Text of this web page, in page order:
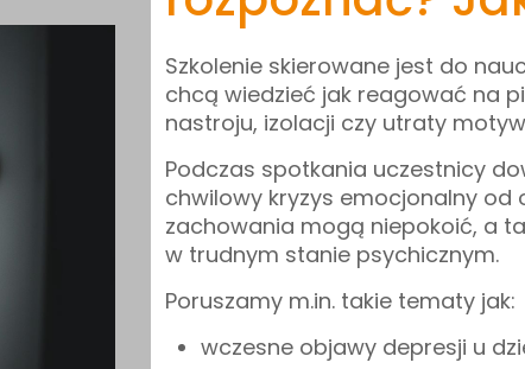
Szkolenie skierowane jest do
chcą wiedzieć jak reagować na
nastroju, izolacji czy utraty
Podczas spotkania uczestnicy
chwilowy kryzys emocjonalny od
zachowania mogą niepokoić, a
w trudnym stanie psychicznym.
Poruszamy m.in. takie tematy jak:
wczesne objawy depresji u